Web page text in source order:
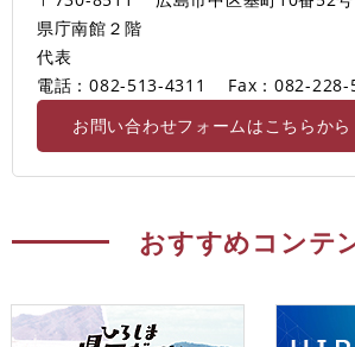
県庁南館２階
代表
電話：082-513-4311
Fax：082-228-
お問い合わせフォームはこちらから
おすすめコンテ